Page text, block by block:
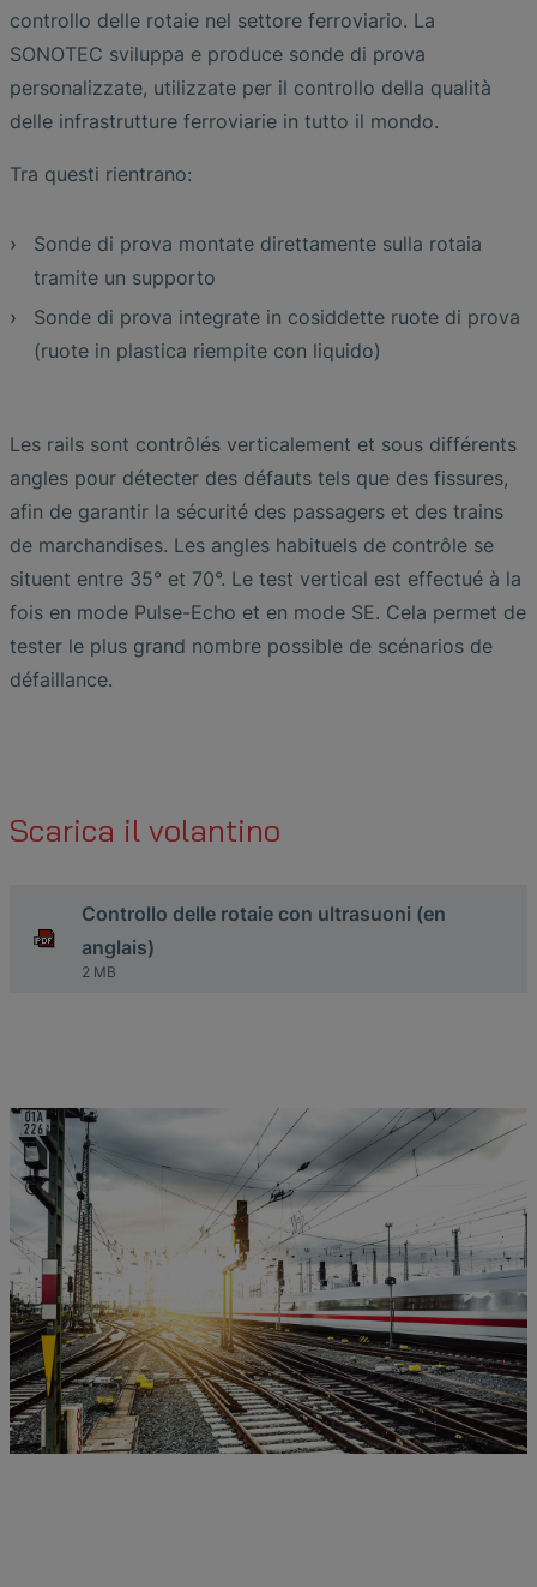
controllo delle rotaie nel settore ferroviario. La
SONOTEC sviluppa e produce sonde di prova
personalizzate, utilizzate per il controllo della qualità
delle infrastrutture ferroviarie in tutto il mondo.
Tra questi rientrano:
Sonde di prova montate direttamente sulla rotaia
tramite un supporto
Sonde di prova integrate in cosiddette ruote di prova
(ruote in plastica riempite con liquido)
Les rails sont contrôlés verticalement et sous différents
angles pour détecter des défauts tels que des fissures,
afin de garantir la sécurité des passagers et des trains
de marchandises. Les angles habituels de contrôle se
situent entre 35° et 70°. Le test vertical est effectué à la
fois en mode Pulse-Echo et en mode SE. Cela permet de
tester le plus grand nombre possible de scénarios de
défaillance.
Scarica il volantino
Controllo delle rotaie con ultrasuoni (en
anglais)
2 MB